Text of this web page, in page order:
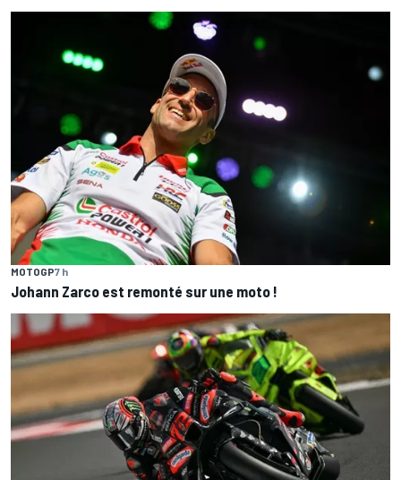
MOTOGP7 h
Johann Zarco est remonté sur une moto !